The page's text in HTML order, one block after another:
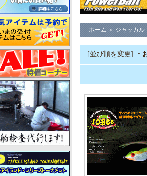
ホーム ＞ ジャッカル
[並び順を変更] ・